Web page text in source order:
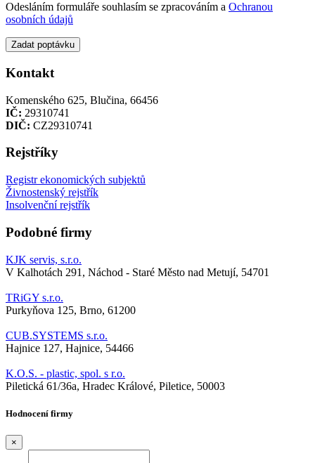
Odesláním formuláře souhlasím se zpracováním a Ochranou
osobních údajů
Zadat poptávku
Kontakt
Komenského 625, Blučina, 66456
IČ: 29310741
DIČ: CZ29310741
Rejstříky
Registr ekonomických subjektů
Živnostenský rejstřík
Insolvenční rejstřík
Podobné firmy
KJK servis, s.r.o.
V Kalhotách 291, Náchod - Staré Město nad Metují, 54701
TRiGY s.r.o.
Purkyňova 125, Brno, 61200
CUB.SYSTEMS s.r.o.
Hajnice 127, Hajnice, 54466
K.O.S. - plastic, spol. s r.o.
Piletická 61/36a, Hradec Králové, Piletice, 50003
Hodnocení firmy
×